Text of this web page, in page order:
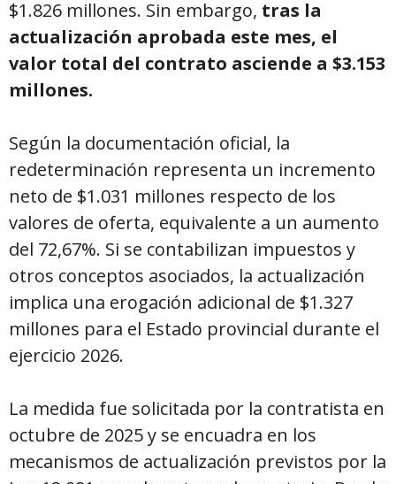
$1.826 millones. Sin embargo, tras la
actualización aprobada este mes, el
valor total del contrato asciende a $3.153
millones.
Según la documentación oficial, la
redeterminación representa un incremento
neto de $1.031 millones respecto de los
valores de oferta, equivalente a un aumento
del 72,67%. Si se contabilizan impuestos y
otros conceptos asociados, la actualización
implica una erogación adicional de $1.327
millones para el Estado provincial durante el
ejercicio 2026.
La medida fue solicitada por la contratista en
octubre de 2025 y se encuadra en los
mecanismos de actualización previstos por la